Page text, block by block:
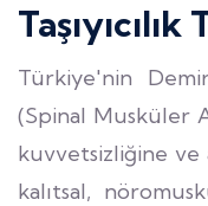
Türkiye'nin
(Spinal Musküler
kuvvetsizliğine ve
kalıtsal,